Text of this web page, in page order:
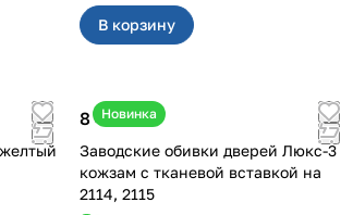
В корзину
желтый
Новинка
8 450 ₽
Заводские обивки дверей Люкс-3
кожзам с тканевой вставкой на
2114, 2115